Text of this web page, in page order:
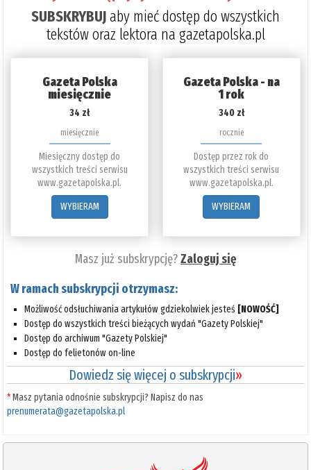
SUBSKRYBUJaby mieć dostęp do wszystkich
tekstów oraz lektora na gazetapolska.pl
Gazeta Polska
miesięcznie
34 zł
miesięcznie
Miesięczny dostęp do
wszystkich treści serwisu
www.gazetapolska.pl.
WYBIERAM
Gazeta Polska - na
1 rok
340 zł
rocznie
Dostęp przez rok do
wszystkich treści serwisu
www.gazetapolska.pl.
WYBIERAM
Masz już subskrypcję?Zaloguj się
W ramach subskrypcji otrzymasz:
Możliwość odsłuchiwania artykułów gdziekolwiek jesteś [NOWOŚĆ]
Dostęp do wszystkich treści bieżących wydań "Gazety Polskiej"
Dostęp do archiwum "Gazety Polskiej"
Dostęp do felietonów on-line
Dowiedz się więcej o subskrypcji»
*Masz pytania odnośnie subskrypcji? Napisz do nas
prenumerata@gazetapolska.pl